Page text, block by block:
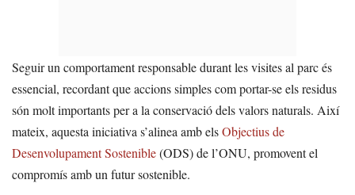
Seguir un comportament responsable durant les visites al parc és
essencial, recordant que accions simples com portar-se els residus
són molt importants per a la conservació dels valors naturals. Així
mateix, aquesta iniciativa s’alinea amb elsObjectius de
Desenvolupament Sostenible(ODS) de l’ONU, promovent el
compromís amb un futur sostenible.